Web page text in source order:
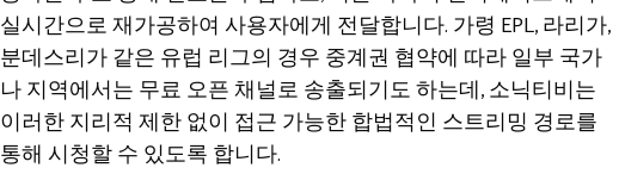
실시간으로 재가공하여 사용자에게 전달합니다. 가령 EPL, 라리가,
분데스리가 같은 유럽 리그의 경우 중계권 협약에 따라 일부 국가
나 지역에서는 무료 오픈 채널로 송출되기도 하는데, 소닉티비는
이러한 지리적 제한 없이 접근 가능한 합법적인 스트리밍 경로를
통해 시청할 수 있도록 합니다.